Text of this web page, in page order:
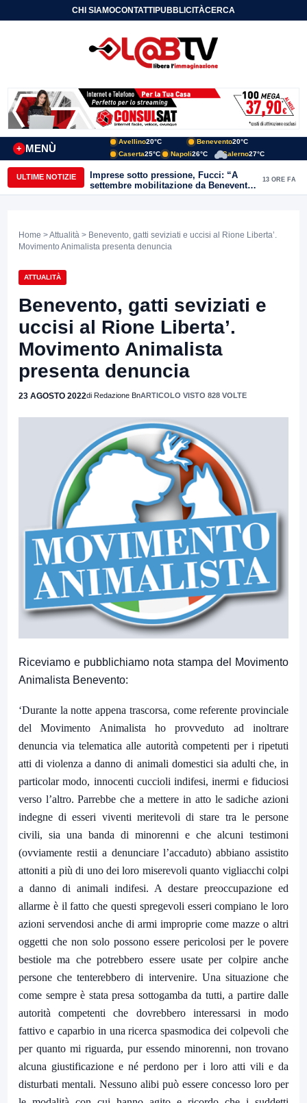
CHI SIAMOCONTATTIPUBBLICITÀCERCA
MENÙ
+
Avellino20°C Benevento20°C
Caserta25°C Napoli26°C Salerno27°C
ULTIME NOTIZIE
Imprese sotto pressione, Fucci: “A
settembre mobilitazione da Benevento
e Avellino”
13 ORE FA
Home >Attualità > Benevento, gatti seviziati e uccisi al Rione Liberta’.
Movimento Animalista presenta denuncia
ATTUALITÀ
Benevento, gatti seviziati e
uccisi al Rione Liberta’.
Movimento Animalista
presenta denuncia
23 AGOSTO 2022di Redazione BnARTICOLO VISTO 828 VOLTE
Riceviamo e pubblichiamo nota stampa del Movimento
Animalista Benevento:
‘Durante la notte appena trascorsa, come referente provinciale
del Movimento Animalista ho provveduto ad inoltrare
denuncia via telematica alle autorità competenti per i ripetuti
atti di violenza a danno di animali domestici sia adulti che, in
particolar modo, innocenti cuccioli indifesi, inermi e fiduciosi
verso l’altro. Parrebbe che a mettere in atto le sadiche azioni
indegne di esseri viventi meritevoli di stare tra le persone
civili, sia una banda di minorenni e che alcuni testimoni
(ovviamente restii a denunciare l’accaduto) abbiano assistito
attoniti a più di uno dei loro miserevoli quanto vigliacchi colpi
a danno di animali indifesi. A destare preoccupazione ed
allarme è il fatto che questi spregevoli esseri compiano le loro
azioni servendosi anche di armi improprie come mazze o altri
oggetti che non solo possono essere pericolosi per le povere
bestiole ma che potrebbero essere usate per colpire anche
persone che tenterebbero di intervenire. Una situazione che
come sempre è stata presa sottogamba da tutti, a partire dalle
autorità competenti che dovrebbero interessarsi in modo
fattivo e caparbio in una ricerca spasmodica dei colpevoli che
per quanto mi riguarda, pur essendo minorenni, non trovano
alcuna giustificazione e né perdono per i loro atti vili e da
disturbati mentali. Nessuno alibi può essere concesso loro per